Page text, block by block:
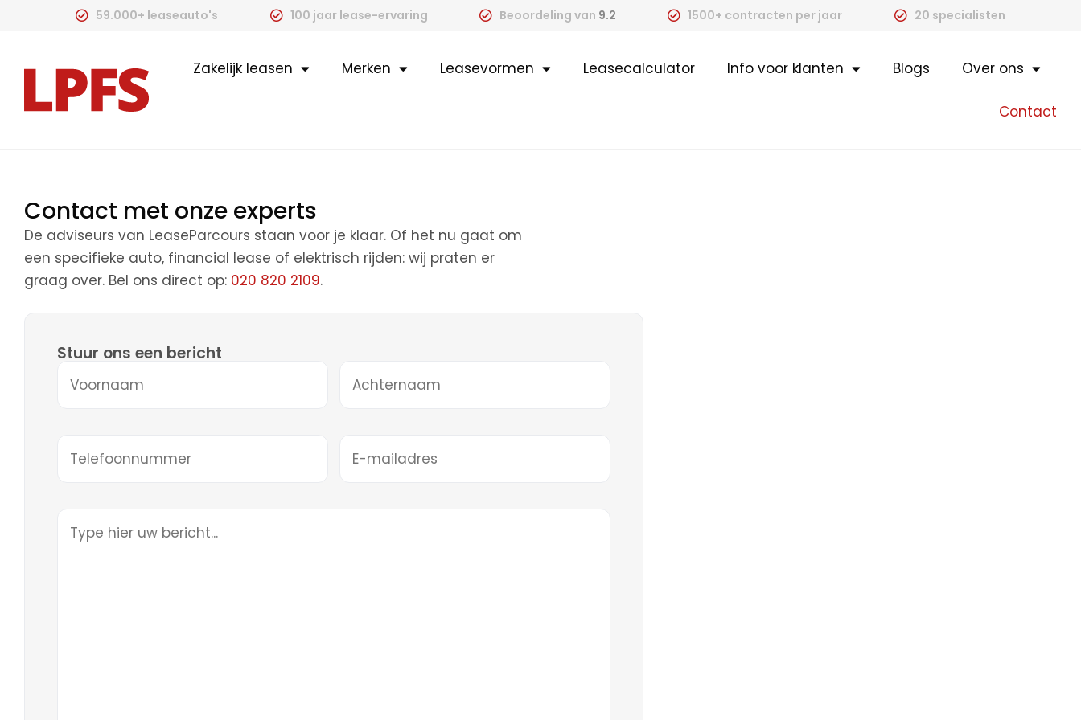
59.000+ leaseauto's 100 jaar lease-ervaring Beoordeling van 9.2 1500+ contracten per jaar 20 specialisten
Zakelijk leasen Merken Leasevormen Leasecalculator Info voor klanten Blogs Over ons
Contact
Contact met onze experts
De adviseurs van LeaseParcours staan voor je klaar. Of het nu gaat om
een specifieke auto, financial lease of elektrisch rijden: wij praten er
graag over. Bel ons direct op: 020 820 2109.
Stuur ons een bericht
(Vereist)
mailadres
titel